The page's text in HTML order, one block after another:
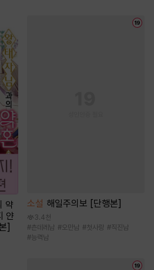
약
얀
]
소설 해일주의보 [단행본]
3.4천
#츤데레남 #오만남 #첫사랑 #직진남
#능력남